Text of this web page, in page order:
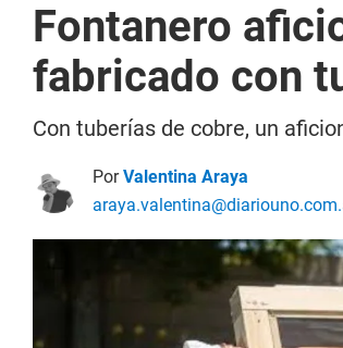
Fontanero
fabricado con
Con tuberías de cobre, un
PorValentina Araya